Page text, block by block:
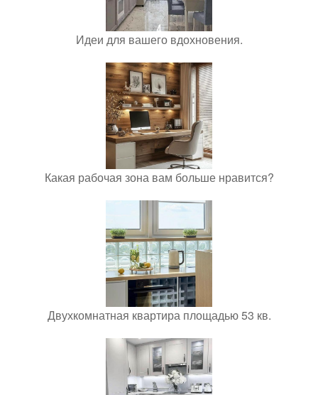
Идеи для вашего вдохновения.
Какая рабочая зона вам больше нравится?
Двухкомнатная квартира площадью 53 кв.